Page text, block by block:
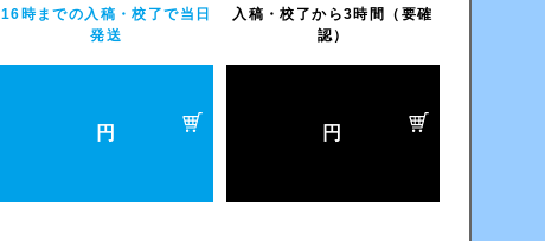
16時までの入稿・校了で当日
発送
入稿・校了から3時間（要確
認）
円 円